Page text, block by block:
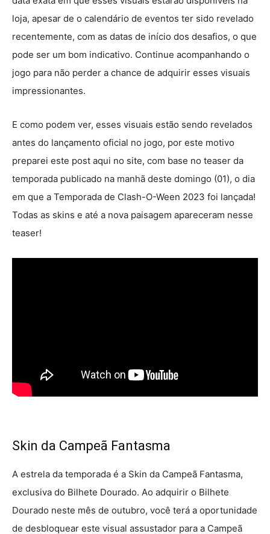
loja, apesar de o calendário de eventos ter sido revelado
recentemente, com as datas de início dos desafios, o que
pode ser um bom indicativo. Continue acompanhando o
jogo para não perder a chance de adquirir esses visuais
impressionantes.
E como podem ver, esses visuais estão sendo revelados
antes do lançamento oficial no jogo, por este motivo
preparei este post aqui no site, com base no teaser da
temporada publicado na manhã deste domingo (01), o dia
em que a Temporada de Clash-O-Ween 2023 foi lançada!
Todas as skins e até a nova paisagem apareceram nesse
teaser!
Skin da Campeã Fantasma
A estrela da temporada é a Skin da Campeã Fantasma,
exclusiva do Bilhete Dourado. Ao adquirir o Bilhete
Dourado neste mês de outubro, você terá a oportunidade
de desbloquear este visual assustador para a Campeã